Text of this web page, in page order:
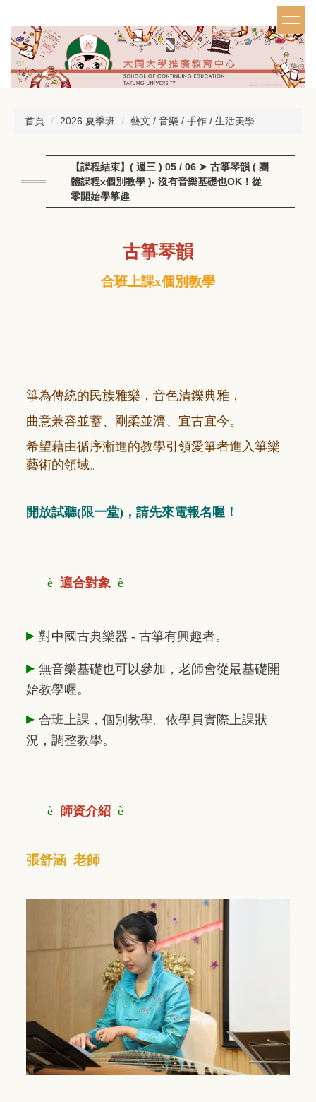
到
主
內
首頁
2026 夏季班 藝文 / 音樂 / 手作 / 生活美學
【課程結束】( 週三 ) 05 / 06 ➤ 古箏琴韻 ( 團
體課程x個別教學 )- 沒有音樂基礎也OK！從
零開始學箏趣
古箏琴韻
合班上課x個別教學
箏為傳統的民族雅樂，音色清鑠典雅，
曲意兼容並蓄、剛柔並濟、宜古宜今。
希望藉由循序漸進的教學引領愛箏者進入箏樂
藝術的領域。
開放試聽(限一堂)，請先來電報名喔！
è 適合對象 è
▸ 對中國古典樂器 - 古箏有興趣者。
▸ 無音樂基礎也可以參加，老師會從最基礎開
始教學喔。
▸ 合班上課，個別教學。依學員實際上課狀
況，調整教學。
è 師資介紹 è
張舒涵 老師